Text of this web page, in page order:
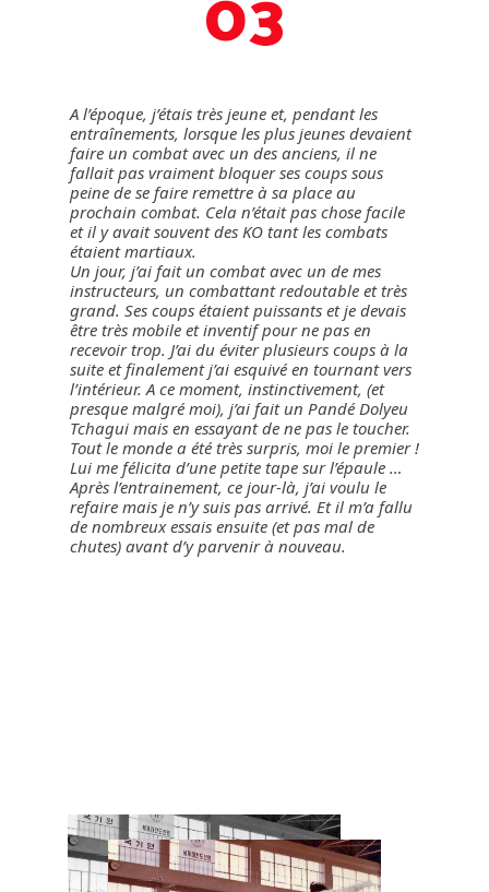
A l’époque, j’étais très jeune et, pendant les
entraînements, lorsque les plus jeunes devaient
faire un combat avec un des anciens, il ne
fallait pas vraiment bloquer ses coups sous
peine de se faire remettre à sa place au
prochain combat. Cela n’était pas chose facile
et il y avait souvent des KO tant les combats
étaient martiaux.
Un jour, j’ai fait un combat avec un de mes
instructeurs, un combattant redoutable et très
grand. Ses coups étaient puissants et je devais
être très mobile et inventif pour ne pas en
recevoir trop. J’ai du éviter plusieurs coups à la
suite et finalement j’ai esquivé en tournant vers
l’intérieur. A ce moment, instinctivement, (et
presque malgré moi), j’ai fait un Pandé Dolyeu
Tchagui mais en essayant de ne pas le toucher.
Tout le monde a été très surpris, moi le premier !
Lui me félicita d’une petite tape sur l’épaule …
Après l’entrainement, ce jour-là, j’ai voulu le
refaire mais je n’y suis pas arrivé. Et il m’a fallu
de nombreux essais ensuite (et pas mal de
chutes) avant d’y parvenir à nouveau.